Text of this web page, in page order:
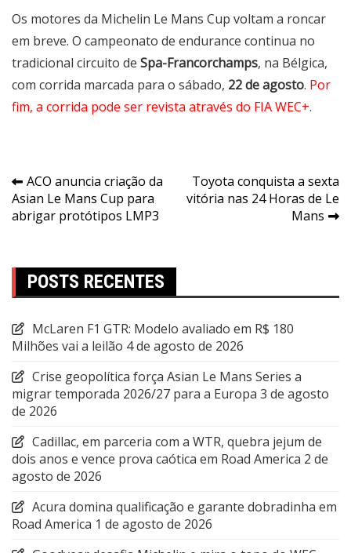
Os motores da Michelin Le Mans Cup voltam a roncar
em breve. O campeonato de endurance continua no
tradicional circuito de Spa-Francorchamps, na Bélgica,
com corrida marcada para o sábado, 22 de agosto. Por
fim, a corrida pode ser revista através do FIA WEC+.
Navegação
de
ACO anuncia criação da
Asian Le Mans Cup para
abrigar protótipos LMP3
Toyota conquista a sexta
vitória nas 24 Horas de Le
Mans
POSTS RECENTES
McLaren F1 GTR: Modelo avaliado em R$ 180
Milhões vai a leilão 4 de agosto de 2026
Crise geopolítica força Asian Le Mans Series a
migrar temporada 2026/27 para a Europa 3 de agosto
de 2026
Cadillac, em parceria com a WTR, quebra jejum de
dois anos e vence prova caótica em Road America 2 de
agosto de 2026
Acura domina qualificação e garante dobradinha em
Road America 1 de agosto de 2026